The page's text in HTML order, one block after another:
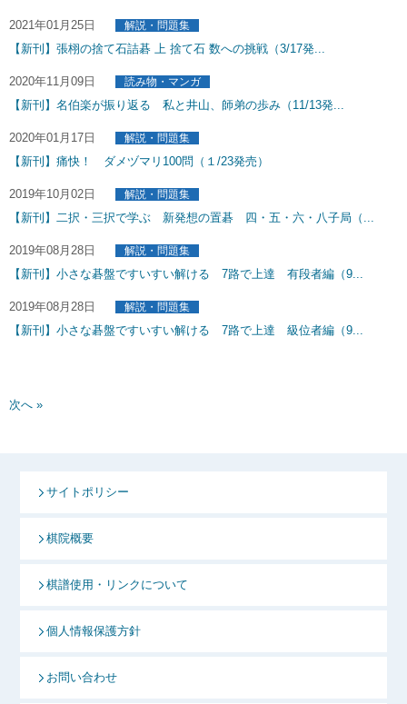
2021年01月25日 解説・問題集
【新刊】張栩の捨て石詰碁 上 捨て石 数への挑戦（3/17発...
2020年11月09日 読み物・マンガ
【新刊】名伯楽が振り返る 私と井山、師弟の歩み（11/13発...
2020年01月17日 解説・問題集
【新刊】痛快！ ダメヅマリ100問（１/23発売）
2019年10月02日 解説・問題集
【新刊】二択・三択で学ぶ 新発想の置碁 四・五・六・八子局（...
2019年08月28日 解説・問題集
【新刊】小さな碁盤ですいすい解ける 7路で上達 有段者編（9...
2019年08月28日 解説・問題集
【新刊】小さな碁盤ですいすい解ける 7路で上達 級位者編（9...
次へ »
サイトポリシー
棋院概要
棋譜使用・リンクについて
個人情報保護方針
お問い合わせ